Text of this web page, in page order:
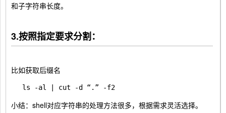
和子字符串长度。
3.按照指定要求分割：
比如获取后缀名
ls -al | cut -d “.” -f2
小结：shell对应字符串的处理方法很多，根据需求灵活选择。